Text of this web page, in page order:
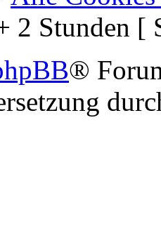
2 Stunden [
®